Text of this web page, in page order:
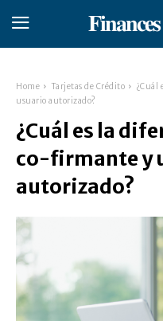
Home Tarjetas de Crédito
¿Cuál
usuario autorizado?
¿Cuál es la
co-firmante y
autorizado?